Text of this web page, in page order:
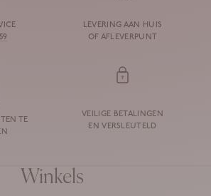
LEVERING AAN HUIS
OF AFLEVERPUNT
TE
VEILIGE BETALINGEN
EN VERSLEUTELD
Winkels